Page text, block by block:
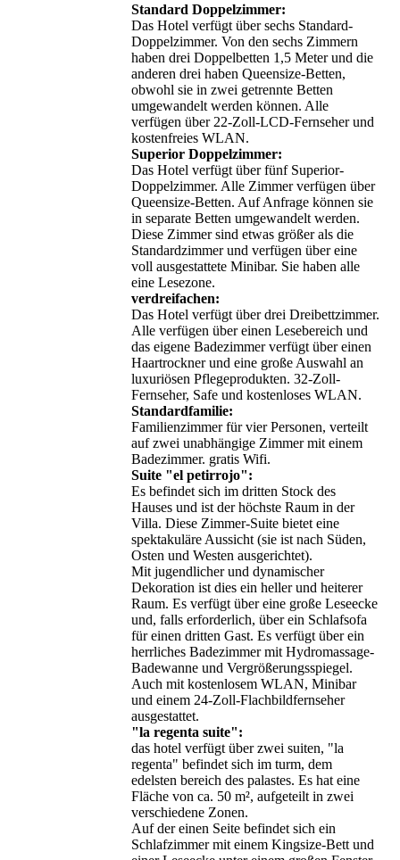
Standard Doppelzimmer:
Das Hotel verfügt über sechs Standard-
Doppelzimmer. Von den sechs Zimmern
haben drei Doppelbetten 1,5 Meter und die
anderen drei haben Queensize-Betten,
obwohl sie in zwei getrennte Betten
umgewandelt werden können. Alle
verfügen über 22-Zoll-LCD-Fernseher und
kostenfreies WLAN.
Superior Doppelzimmer:
Das Hotel verfügt über fünf Superior-
Doppelzimmer. Alle Zimmer verfügen über
Queensize-Betten. Auf Anfrage können sie
in separate Betten umgewandelt werden.
Diese Zimmer sind etwas größer als die
Standardzimmer und verfügen über eine
voll ausgestattete Minibar. Sie haben alle
eine Lesezone.
verdreifachen:
Das Hotel verfügt über drei Dreibettzimmer.
Alle verfügen über einen Lesebereich und
das eigene Badezimmer verfügt über einen
Haartrockner und eine große Auswahl an
luxuriösen Pflegeprodukten. 32-Zoll-
Fernseher, Safe und kostenloses WLAN.
Standardfamilie:
Familienzimmer für vier Personen, verteilt
auf zwei unabhängige Zimmer mit einem
Badezimmer. gratis Wifi.
Suite "el petirrojo":
Es befindet sich im dritten Stock des
Hauses und ist der höchste Raum in der
Villa. Diese Zimmer-Suite bietet eine
spektakuläre Aussicht (sie ist nach Süden,
Osten und Westen ausgerichtet).
Mit jugendlicher und dynamischer
Dekoration ist dies ein heller und heiterer
Raum. Es verfügt über eine große Leseecke
und, falls erforderlich, über ein Schlafsofa
für einen dritten Gast. Es verfügt über ein
herrliches Badezimmer mit Hydromassage-
Badewanne und Vergrößerungsspiegel.
Auch mit kostenlosem WLAN, Minibar
und einem 24-Zoll-Flachbildfernseher
ausgestattet.
"la regenta suite":
das hotel verfügt über zwei suiten, "la
regenta" befindet sich im turm, dem
edelsten bereich des palastes. Es hat eine
Fläche von ca. 50 m², aufgeteilt in zwei
verschiedene Zonen.
Auf der einen Seite befindet sich ein
Schlafzimmer mit einem Kingsize-Bett und